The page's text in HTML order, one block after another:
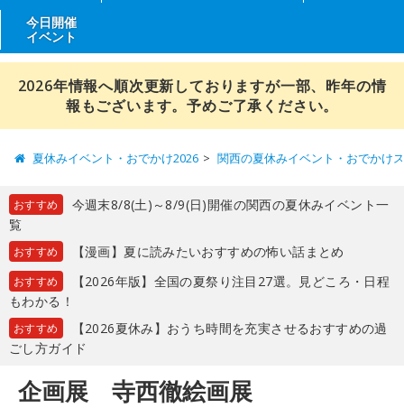
今日開催
イベント
2026年情報へ順次更新しておりますが一部、昨年の情
報もございます。予めご了承ください。
夏休みイベント・おでかけ2026 関西の夏休みイベント・おでかけ
おすすめ
今週末8/8(土)～8/9(日)開催の関西の夏休みイベント一
覧
おすすめ 【漫画】夏に読みたいおすすめの怖い話まとめ
おすすめ
【2026年版】全国の夏祭り注目27選。見どころ・日程
もわかる！
おすすめ
【2026夏休み】おうち時間を充実させるおすすめの過
ごし方ガイド
企画展 寺西徹絵画展